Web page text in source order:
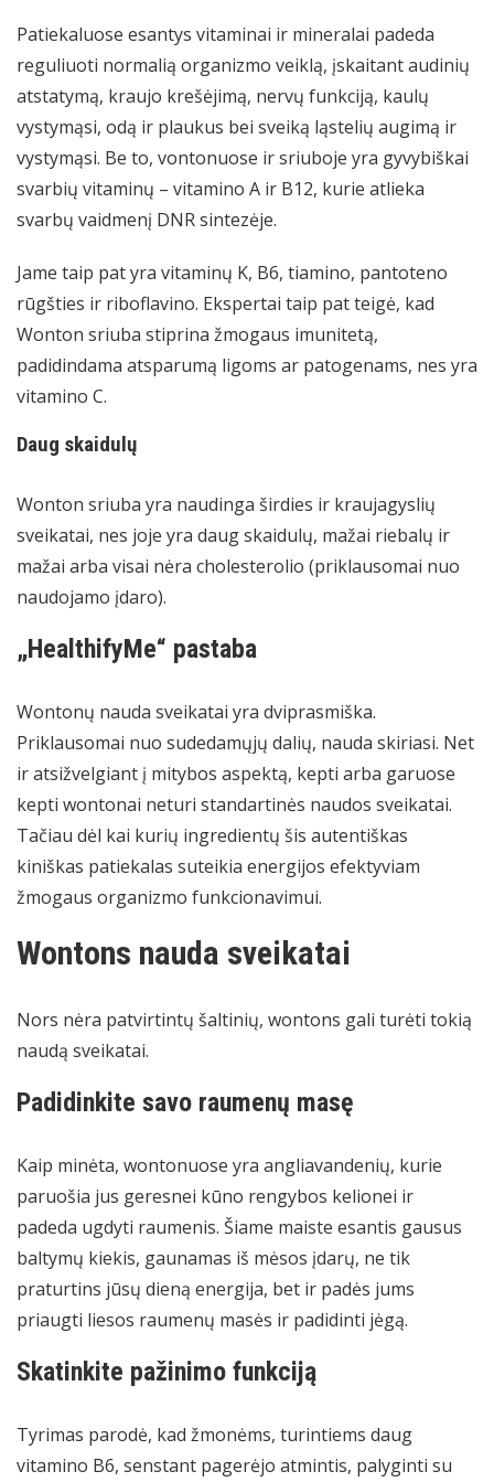
Patiekaluose esantys vitaminai ir mineralai padeda
reguliuoti normalią organizmo veiklą, įskaitant audinių
atstatymą, kraujo krešėjimą, nervų funkciją, kaulų
vystymąsi, odą ir plaukus bei sveiką ląstelių augimą ir
vystymąsi. Be to, vontonuose ir sriuboje yra gyvybiškai
svarbių vitaminų – vitamino A ir B12, kurie atlieka
svarbų vaidmenį DNR sintezėje.
Jame taip pat yra vitaminų K, B6, tiamino, pantoteno
rūgšties ir riboflavino. Ekspertai taip pat teigė, kad
Wonton sriuba stiprina žmogaus imunitetą,
padidindama atsparumą ligoms ar patogenams, nes yra
vitamino C.
Daug skaidulų
Wonton sriuba yra naudinga širdies ir kraujagyslių
sveikatai, nes joje yra daug skaidulų, mažai riebalų ir
mažai arba visai nėra cholesterolio (priklausomai nuo
naudojamo įdaro).
„HealthifyMe“ pastaba
Wontonų nauda sveikatai yra dviprasmiška.
Priklausomai nuo sudedamųjų dalių, nauda skiriasi. Net
ir atsižvelgiant į mitybos aspektą, kepti arba garuose
kepti wontonai neturi standartinės naudos sveikatai.
Tačiau dėl kai kurių ingredientų šis autentiškas
kiniškas patiekalas suteikia energijos efektyviam
žmogaus organizmo funkcionavimui.
Wontons nauda sveikatai
Nors nėra patvirtintų šaltinių, wontons gali turėti tokią
naudą sveikatai.
Padidinkite savo raumenų masę
Kaip minėta, wontonuose yra angliavandenių, kurie
paruošia jus geresnei kūno rengybos kelionei ir
padeda ugdyti raumenis. Šiame maiste esantis gausus
baltymų kiekis, gaunamas iš mėsos įdarų, ne tik
praturtins jūsų dieną energija, bet ir padės jums
priaugti liesos raumenų masės ir padidinti jėgą.
Skatinkite pažinimo funkciją
Tyrimas parodė, kad žmonėms, turintiems daug
vitamino B6, senstant pagerėjo atmintis, palyginti su